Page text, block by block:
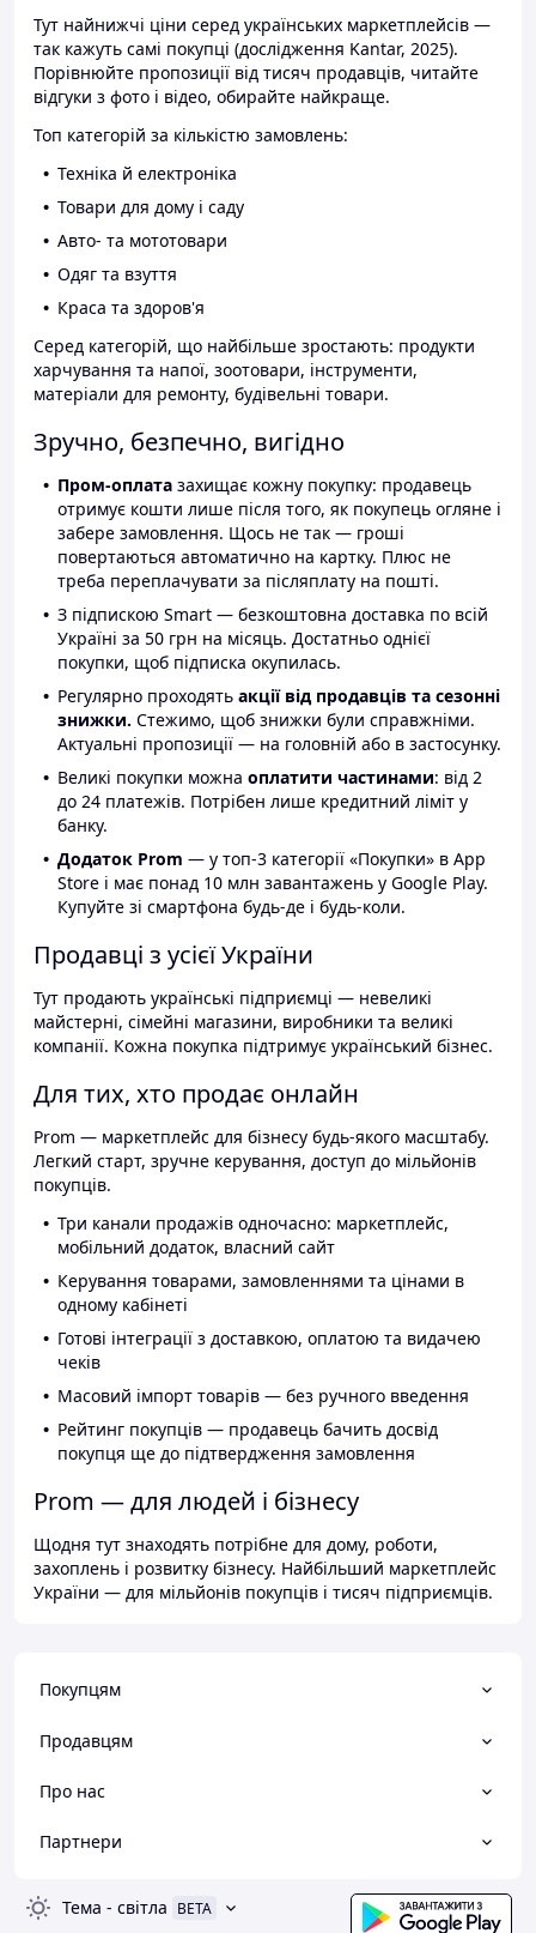
Тут найнижчі ціни серед українських маркетплейсів —
так кажуть самі покупці (дослідження Kantar, 2025).
Порівнюйте пропозиції від тисяч продавців, читайте
відгуки з фото і відео, обирайте найкраще.
Топ категорій за кількістю замовлень:
Техніка й електроніка
Товари для дому і саду
Авто- та мототовари
Одяг та взуття
Краса та здоров'я
Серед категорій, що найбільше зростають: продукти
харчування та напої, зоотовари, інструменти,
матеріали для ремонту, будівельні товари.
Зручно, безпечно, вигідно
Пром-оплата захищає кожну покупку: продавець
отримує кошти лише після того, як покупець огляне і
забере замовлення. Щось не так — гроші
повертаються автоматично на картку. Плюс не
треба переплачувати за післяплату на пошті.
З підпискою Smart — безкоштовна доставка по всій
Україні за 50 грн на місяць. Достатньо однієї
покупки, щоб підписка окупилась.
Регулярно проходять акції від продавців та сезонні
знижки. Стежимо, щоб знижки були справжніми.
Актуальні пропозиції — на головній або в застосунку.
Великі покупки можна оплатити частинами: від 2
до 24 платежів. Потрібен лише кредитний ліміт у
банку.
Додаток Prom — у топ-3 категорії «Покупки» в App
Store і має понад 10 млн завантажень у Google Play.
Купуйте зі смартфона будь-де і будь-коли.
Продавці з усієї України
Тут продають українські підприємці — невеликі
майстерні, сімейні магазини, виробники та великі
компанії. Кожна покупка підтримує український бізнес.
Для тих, хто продає онлайн
Prom — маркетплейс для бізнесу будь-якого масштабу.
Легкий старт, зручне керування, доступ до мільйонів
покупців.
Три канали продажів одночасно: маркетплейс,
мобільний додаток, власний сайт
Керування товарами, замовленнями та цінами в
одному кабінеті
Готові інтеграції з доставкою, оплатою та видачею
чеків
Масовий імпорт товарів — без ручного введення
Рейтинг покупців — продавець бачить досвід
покупця ще до підтвердження замовлення
Prom — для людей і бізнесу
Щодня тут знаходять потрібне для дому, роботи,
захоплень і розвитку бізнесу. Найбільший маркетплейс
України — для мільйонів покупців і тисяч підприємців.
Покупцям
Продавцям
Про нас
Партнери
Тема - світла BETA